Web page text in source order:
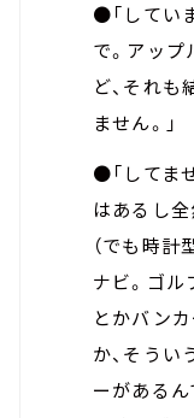
●「してい
で。アッ
ど、それ
ません。」
●「してま
はあるし全
（でも時計
ナビ。ゴ
とかバン
か、そう
ーがある